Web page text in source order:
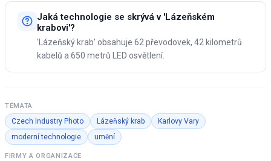
Jaká technologie se skrývá v 'Lázeňském
krabovi'?
'Lázeňský krab' obsahuje 62 převodovek, 42 kilometrů
kabelů a 650 metrů LED osvětlení.
TÉMATA
Czech Industry Photo Lázeňský krab
Karlovy Vary
moderní technologie
umění
FIRMY A ORGANIZACE